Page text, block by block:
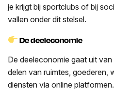
je krijgt bij sportclubs of bij
vallen onder dit stelsel.
Dedeeleconomie
De deeleconomie gaat uit
delen van ruimtes, goederen,
diensten via online platformen.